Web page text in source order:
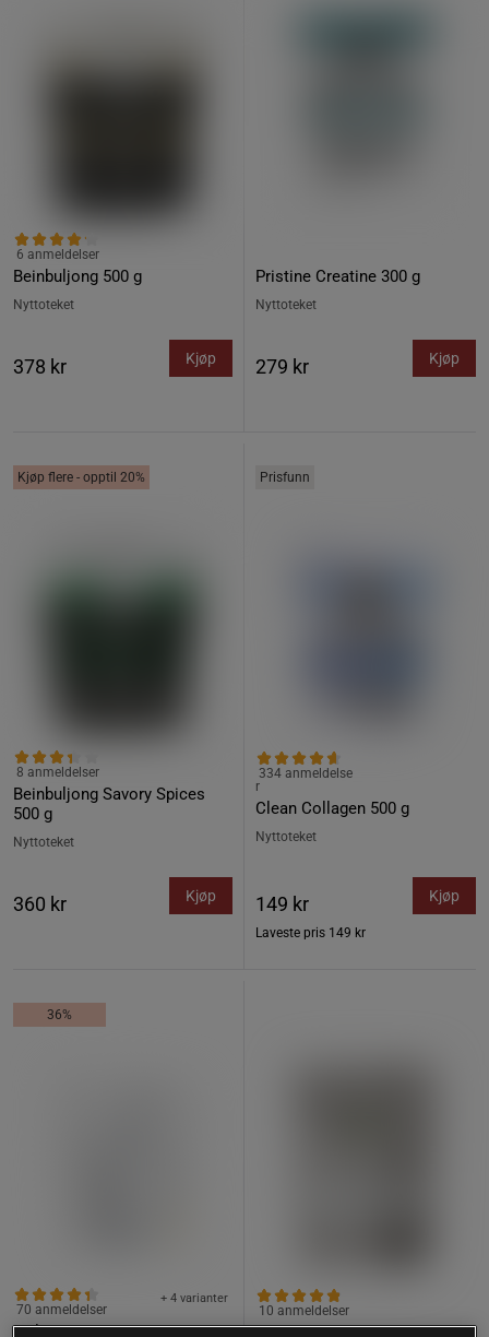
Beinbuljong 500 g
6 anmeldelser
Nyttoteket
378 kr Kjøp
Pristine Creatine 300 g
Nyttoteket
279 kr Kjøp
Kjøp flere - opptil 20%
Beinbuljong Savory Spices
500 g
8 anmeldelser
Nyttoteket
360 kr Kjøp
Prisfunn
Clean Collagen 500 g
334 anmeldelse
r
Nyttoteket
149 kr
Laveste pris 149 kr
Kjøp
36%
Holistic Myseprotein 750 g
+ 4 varianter
70 anmeldelser
Creatine powder 300g
10 anmeldelser